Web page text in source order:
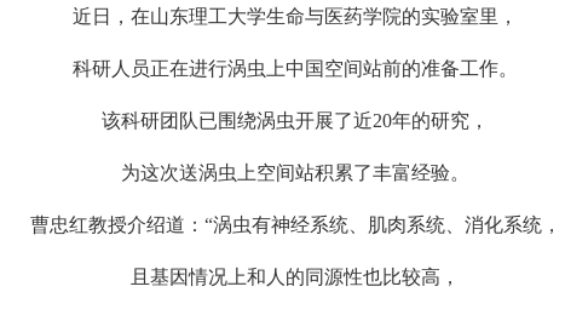
近日，在山东理工大学生命与医药学院的实验室里，
科研人员正在进行涡虫上中国空间站前的准备工作。
该科研团队已围绕涡虫开展了近20年的研究，
为这次送涡虫上空间站积累了丰富经验。
曹忠红教授介绍道：“涡虫有神经系统、肌肉系统、消化系统，
且基因情况上和人的同源性也比较高，